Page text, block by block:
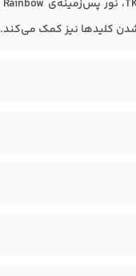
شدن کلیدها نیز کمک می‌کند.